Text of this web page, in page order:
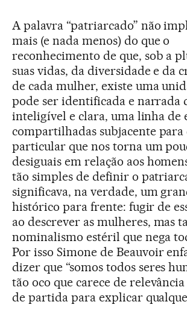
A palavra “patriarcado” não
mais (e nada menos) do que o
reconhecimento de que, sob a
suas vidas, da diversidade e da
de cada mulher, existe uma
pode ser identificada e narrada
inteligível e clara, uma linha de
compartilhadas subjacente para
particular que nos torna um
desiguais em relação aos
tão simples de definir o
significava, na verdade, um
histórico para frente: fugir de
ao descrever as mulheres, mas
nominalismo estéril que nega
Por isso Simone de Beauvoir
dizer que “somos todos seres
tão oco que carece de
de partida para explicar